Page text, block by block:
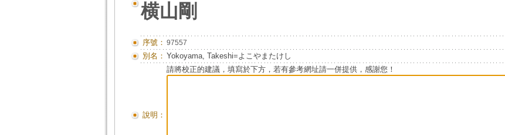
横山剛
序號： 97557
別名： Yokoyama, Takeshi=よこやまたけし
說明：
請將校正的建議，填寫於下方，若有參考網址請一併提供，感謝您！